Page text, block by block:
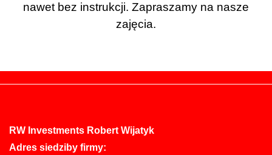
nawet bez instrukcji. Zapraszamy na nasze
zajęcia.
RW Investments Robert Wijatyk
Adres siedziby firmy: